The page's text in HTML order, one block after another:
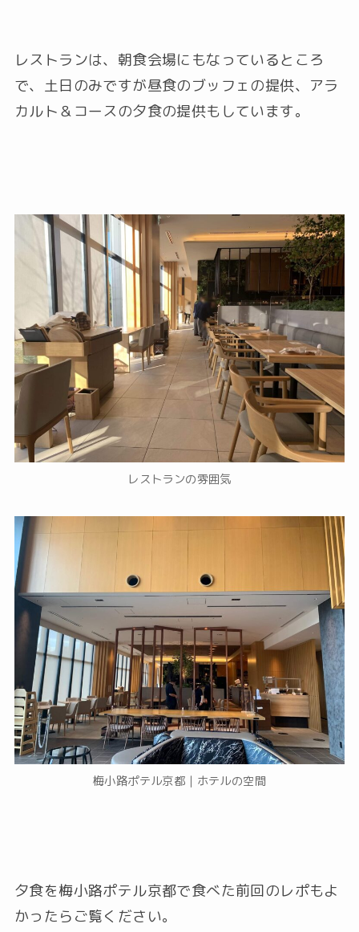
レストランは、朝食会場にもなっているところ
で、土日のみですが昼食のブッフェの提供、アラ
カルト＆コースの夕食の提供もしています。
レストランの雰囲気
梅小路ポテル京都｜ホテルの空間
夕食を梅小路ポテル京都で食べた前回のレポもよ
かったらご覧ください。